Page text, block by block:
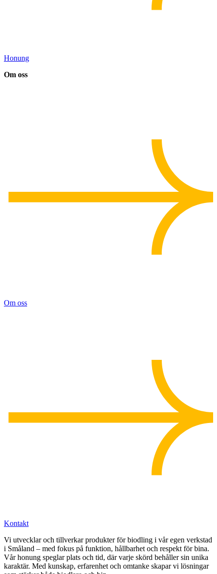
Honung
Om oss
Om oss
Kontakt
Vi utvecklar och tillverkar produkter för biodling i vår egen verkstad
i Småland – med fokus på funktion, hållbarhet och respekt för bina.
Vår honung speglar plats och tid, där varje skörd behåller sin unika
karaktär. Med kunskap, erfarenhet och omtanke skapar vi lösningar